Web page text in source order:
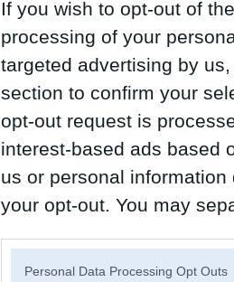
If you wish to opt-out of
processing of your
targeted advertising by
section to confirm your
opt-out request is
interest-based ads based
us or personal
your opt-out. You may
Personal Data Processing Opt Outs